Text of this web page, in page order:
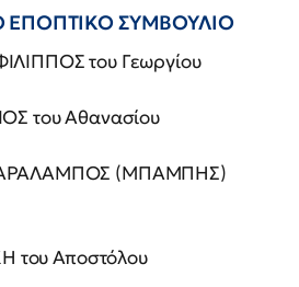
EΠΟΠΤΙΚΟ ΣΥΜΒΟΥΛΙΟ
του Γεωργίου
του Αθανασίου
(ΜΠΑΜΠΗΣ)
του Αποστόλου